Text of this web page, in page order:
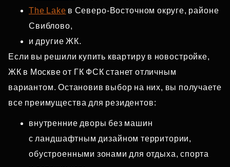
The Lake в Северо‑Восточном округе, районе
Свиблово,
и другие ЖК.
Если вы решили купить квартиру в новостройке,
ЖК в Москве от ГК ФСК станет отличным
вариантом. Остановив выбор на них, вы получаете
все преимущества для резидентов:
внутренние дворы без машин
с ландшафтным дизайном территории,
обустроенными зонами для отдыха, спорта